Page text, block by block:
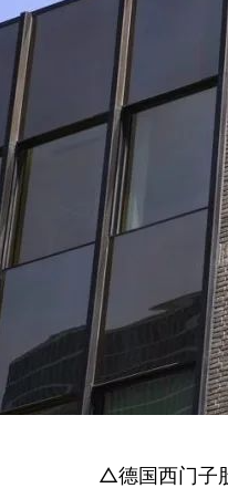
△德国西门子